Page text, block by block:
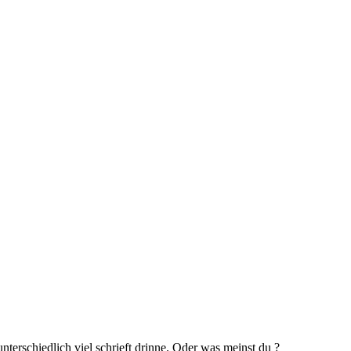
viel schrieft drinne. Oder was meinst du ?